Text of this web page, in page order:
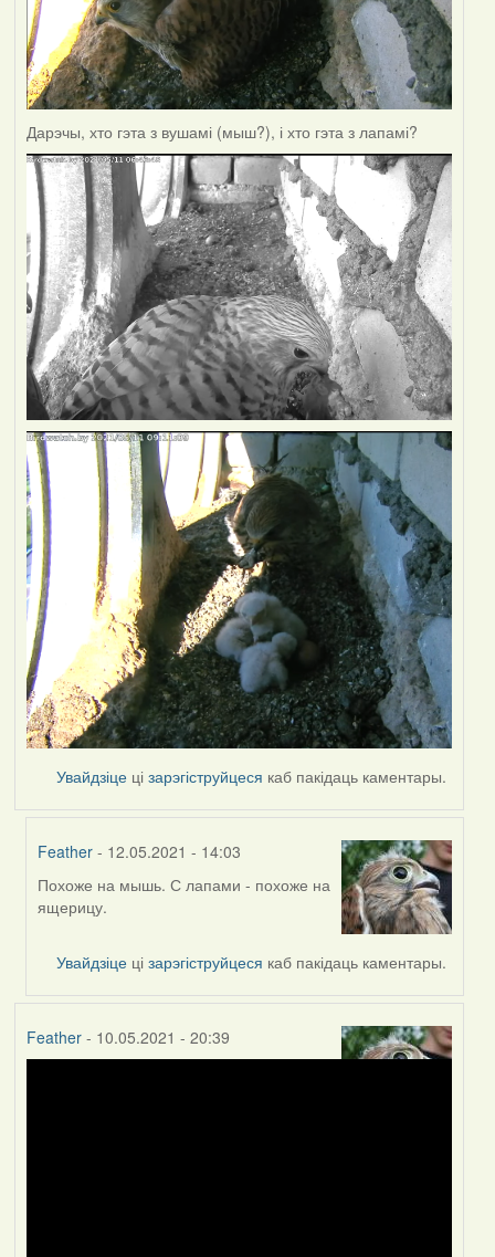
Дарэчы, хто гэта з вушамі (мыш?), і хто гэта з лапамі?
Увайдзіце цізарэгіструйцеся каб пакідаць каментары.
Feather - 12.05.2021 - 14:03
In
reply
Похоже на мышь. С лапами - похоже на
ящерицу.
Увайдзіце цізарэгіструйцеся каб пакідаць каментары.
Feather- 10.05.2021 - 20:39